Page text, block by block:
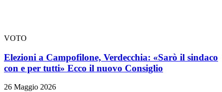
VOTO
Elezioni a Campofilone, Verdecchia: «Sarò il sindaco
con e per tutti» Ecco il nuovo Consiglio
26 Maggio 2026